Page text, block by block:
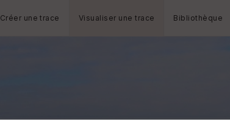
Créer une trace Visualiser une trace Bibliothèque